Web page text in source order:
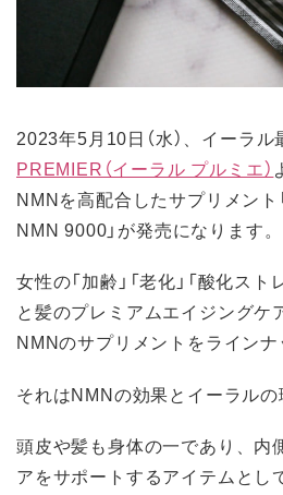
2023年5月10日（水）、イーラ
PREMIER（イーラル プルミエ）
NMNを高配合したサプリメント
NMN 9000」が発売になります。
女性の「加齢」「老化」「酸化ス
と髪のプレミアムエイジングケ
NMNのサプリメントをラインナ
それはNMNの効果とイーラルの
頭皮や髪も身体の一であり、内
アをサポートするアイテムとし